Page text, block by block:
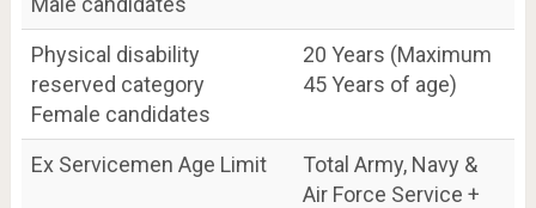
Physical disability
reserved category
Female candidates
20 Years (Maximum
45 Years of age)
Ex Servicemen Age Limit
Total Army, Navy &
Air Force Service +